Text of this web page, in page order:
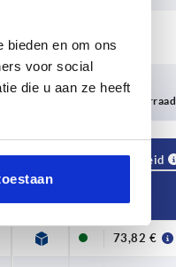
bieden en om ons
voor social
die u aan ze heeft
Levertijd op aanvraag
Momenteel niet op voorraad
Beschikbaarheid
73,82 €